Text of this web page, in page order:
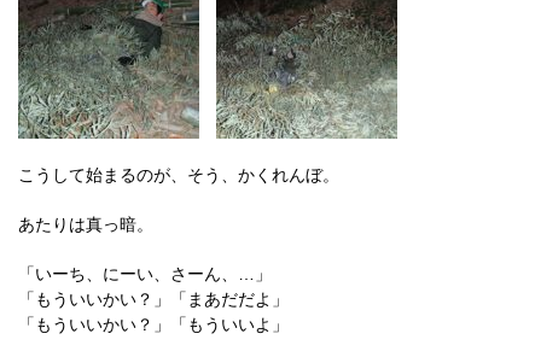
こうして始まるのが、そう、かくれんぼ。
あたりは真っ暗。
「いーち、にーい、さーん、…」
「もういいかい？」「まあだだよ」
「もういいかい？」「もういいよ」